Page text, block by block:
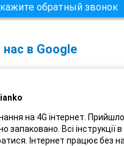
обратный звонок
в Google
на 4G інтернет.
запаковано. Всі інструкції в
Інтернет працює без